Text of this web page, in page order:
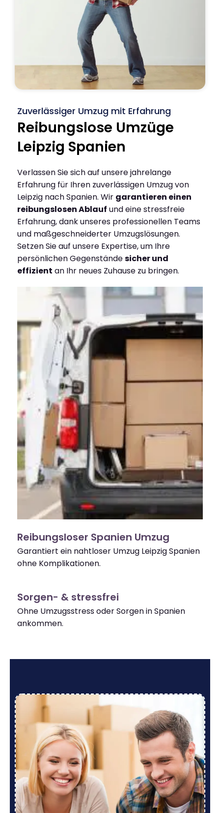
Zuverlässiger Umzug mit Erfahrung
Reibungslose Umzüge
Leipzig Spanien
Verlassen Sie sich auf unsere jahrelange
Erfahrung für Ihren zuverlässigen Umzug von
Leipzig nach Spanien. Wir garantieren einen
reibungslosen Ablauf und eine stressfreie
Erfahrung, dank unseres professionellen Teams
und maßgeschneiderter Umzugslösungen.
Setzen Sie auf unsere Expertise, um Ihre
persönlichen Gegenständesicher und
effizient an Ihr neues Zuhause zu bringen.
Reibungsloser Spanien Umzug
Garantiert ein nahtloser Umzug Leipzig Spanien
ohne Komplikationen.
Sorgen- & stressfrei
Ohne Umzugsstress oder Sorgen in Spanien
ankommen.